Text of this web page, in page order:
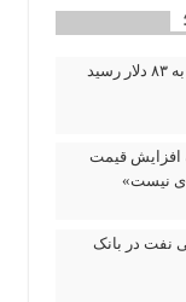
افزایش قیمت
نیست»
در بانک